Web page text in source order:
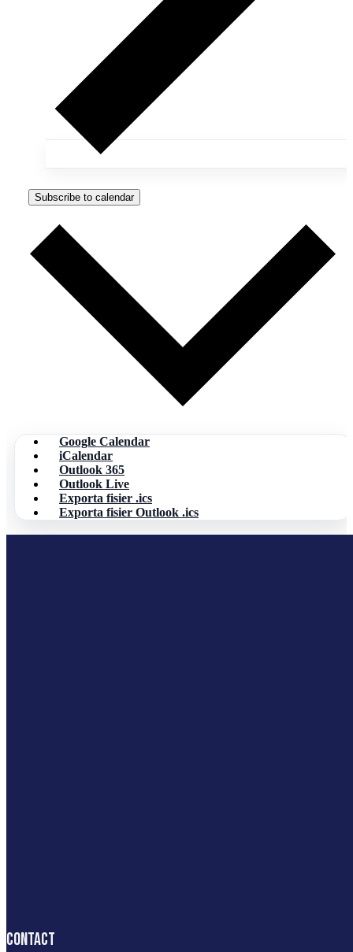
Subscribe to calendar
Google Calendar
iCalendar
Outlook 365
Outlook Live
Exporta fisier .ics
Exporta fisier Outlook .ics
Contact